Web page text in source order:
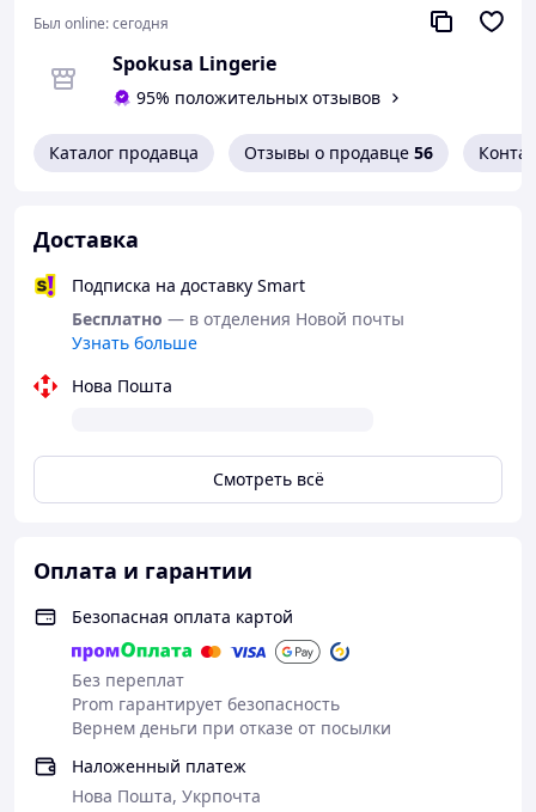
отличный выбор для тех, кто хочет сочетать
удобство, стиль и сексуальность.
Размер: S, M, L, XL
Цвет: Чёрный
Был online:сегодня
Spokusa Lingerie
95% положительных отзывов
Каталог продавца Отзывы о продавце 56
Доставка
Подписка на доставку Smart
Бесплатно — в отделения Новой почты
Узнать больше
Нова Пошта
Смотреть всё
Оплата и гарантии
Безопасная оплата картой
Без переплат
Prom гарантирует безопасность
Вернем деньги при отказе от посылки
Наложенный платеж
Нова Пошта, Укрпочта